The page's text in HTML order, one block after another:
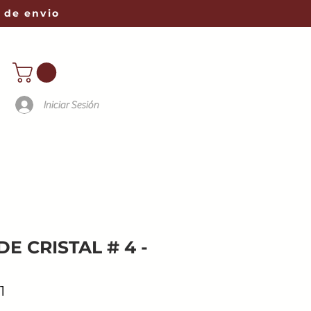
de envio
Iniciar Sesión
CRISTAL # 4 -